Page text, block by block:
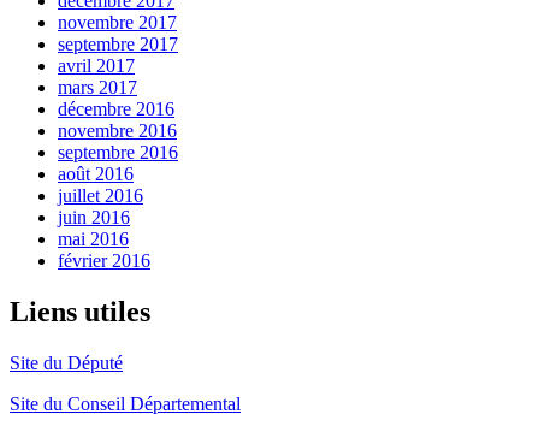
novembre 2017
septembre 2017
avril 2017
mars 2017
décembre 2016
novembre 2016
septembre 2016
août 2016
juillet 2016
juin 2016
mai 2016
février 2016
Liens utiles
Site du Député
Site du Conseil Départemental